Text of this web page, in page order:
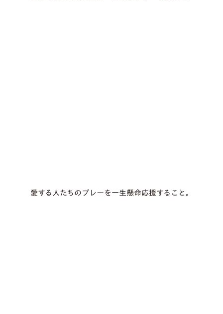
愛する人たちのプレーを一生懸命応援すること。